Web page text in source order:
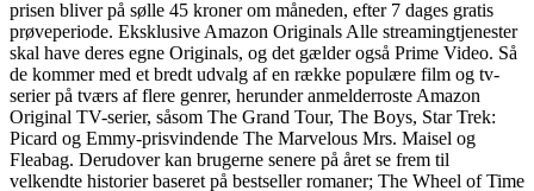
prisen bliver på sølle 45 kroner om måneden, efter 7 dages gratis
prøveperiode. Eksklusive Amazon Originals Alle streamingtjenester
skal have deres egne Originals, og det gælder også Prime Video. Så
de kommer med et bredt udvalg af en række populære film og tv-
serier på tværs af flere genrer, herunder anmelderroste Amazon
Original TV-serier, såsom The Grand Tour, The Boys, Star Trek:
Picard og Emmy-prisvindende The Marvelous Mrs. Maisel og
Fleabag. Derudover kan brugerne senere på året se frem til
velkendte historier baseret på bestseller romaner; The Wheel of Time